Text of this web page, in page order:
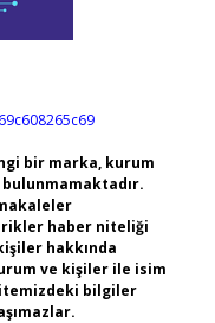
bir marka, kurum
haber niteliği
hakkında
ve kişiler ile isim
bilgiler